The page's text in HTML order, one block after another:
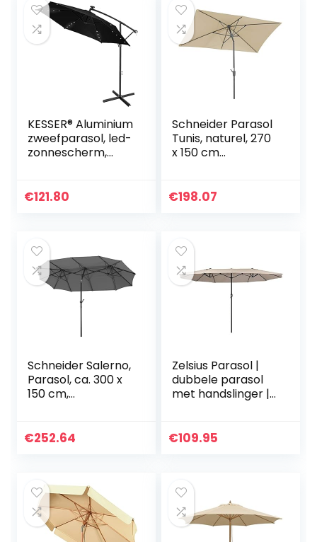
KESSER® Aluminium
zweefparasol, led-
zonnescherm,
bescherming,
€121.80
Schneider Parasol
Tunis, naturel, 270
x 150 cm
bekleding
€198.07
Schneider Salerno,
Parasol, ca. 300 x
150 cm,
Antraciet
€252.64
Zelsius Parasol |
dubbele parasol
met handslinger |
voor balkon en
€109.95